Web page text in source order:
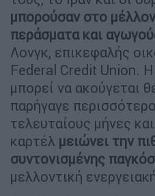
μπορούσαν στο
περάσματα και
Λονγκ, επικεφαλής
Federal Credit Union. Η
μπορεί να ακούγεται
παρήγαγε
τελευταίους μήνες
καρτέλ μειώνει την
συντονισμένης
μελλοντική